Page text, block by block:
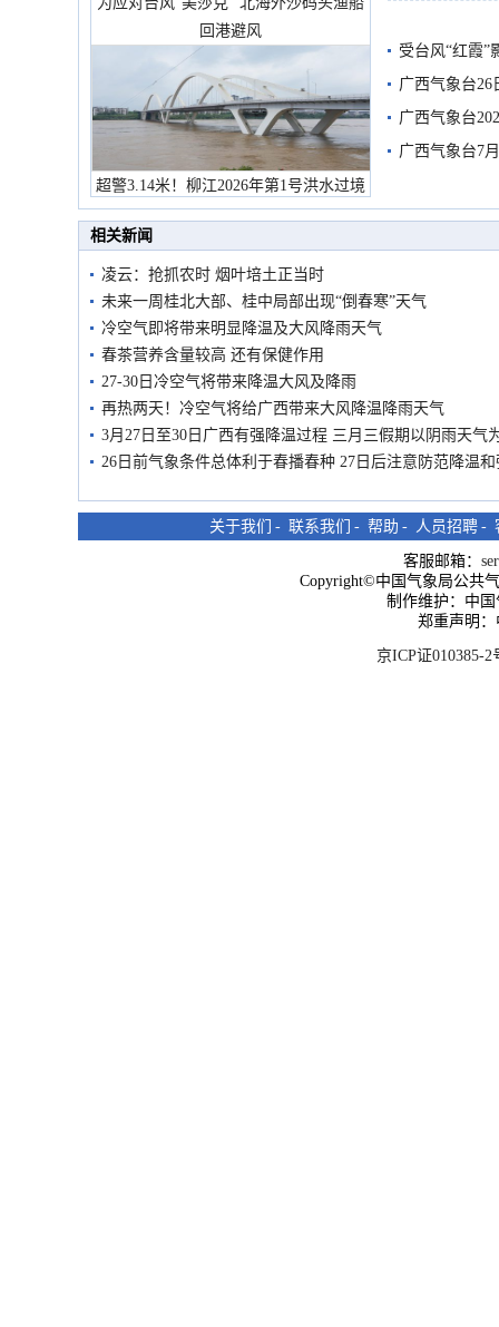
回港避风
超警3.14米！柳江2026年第1号洪水过境
市民在堤岸见证汛况
受台风“红霞”
有较强降雨
广西气象台26
广西气象台
预警
广西气象台7
相关新闻
凌云：抢抓农时 烟叶培土正当时
未来一周桂北大部、桂中局部出现“倒春寒”天气
冷空气即将带来明显降温及大风降雨天气
春茶营养含量较高 还有保健作用
27-30日冷空气将带来降温大风及降雨
再热两天！冷空气将给广西带来大风降温降雨天气
3月27日至30日广西有强降温过程 三月三假期以阴雨天气
26日前气象条件总体利于春播春种 27日后注意防范降温
关于我们 - 联系我们 - 帮助 - 人员招聘 -
客服邮箱：
Copyright©中国气象局公共
制作维护：中
郑重声明
京ICP证010385-2